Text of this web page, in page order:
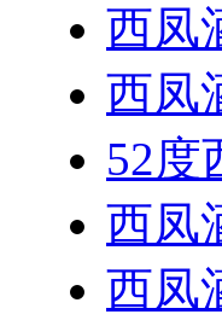
西凤
西凤
52度
西凤
西凤